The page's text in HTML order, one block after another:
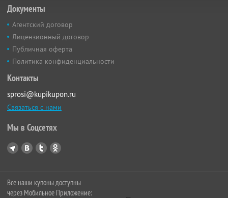
Документы
Агентский договор
Лицензионный договор
Публичная оферта
Политика конфиденциальности
Контакты
sprosi@kupikupon.ru
Связаться с нами
Мы в Соцсетях
Все наши купоны доступны
через Мобильное Приложение: